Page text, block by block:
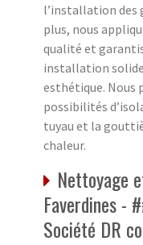
l’installation des
plus, nous
qualité et
installation
esthétique. Nous
possibilités
tuyau et la
chaleur.
Nettoyage
Faverdines -
Société DR